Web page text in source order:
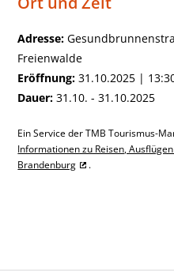
Adresse:
Freienwalde
Eröffnung: 31.10.2025 |
Dauer: 31.10. - 31.10.2025
Ein Service der TMB Tourismus-
Informationen zu Reisen,
Brandenburg
.